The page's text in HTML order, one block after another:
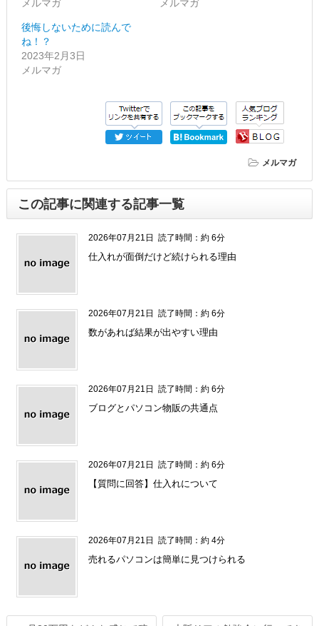
メルマガ
メルマガ
後悔しないために読んで
ね！？
2023年2月3日
メルマガ
メルマガ
この記事に関連する記事一覧
2026年07月21日 読了時間：約 6分
仕入れが面倒だけど続けられる理由
2026年07月21日 読了時間：約 6分
数があれば結果が出やすい理由
2026年07月21日 読了時間：約 6分
ブログとパソコン物販の共通点
2026年07月21日 読了時間：約 6分
【質問に回答】仕入れについて
2026年07月21日 読了時間：約 4分
売れるパソコンは簡単に見つけられる